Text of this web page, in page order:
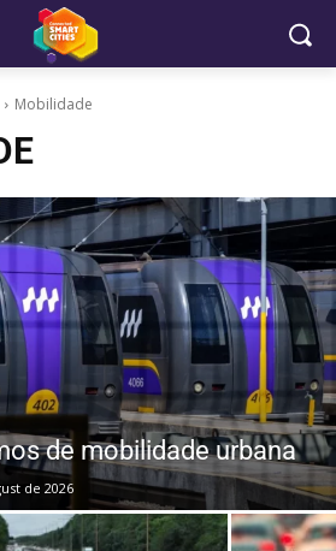
Mobilidade
de mobilidade urbana
de 2026